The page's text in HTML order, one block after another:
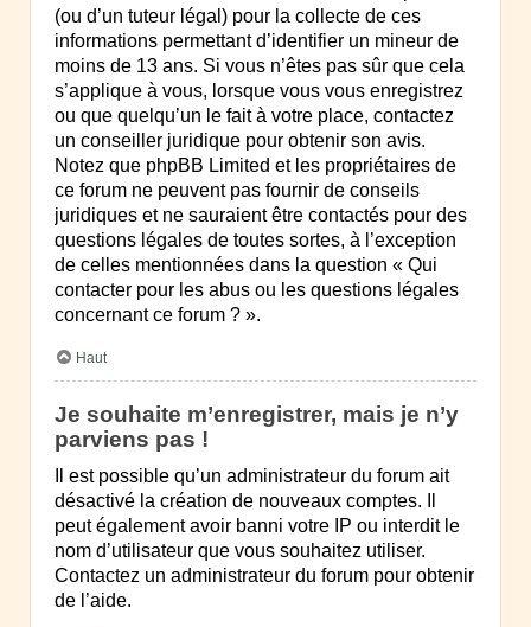
(ou d’un tuteur légal) pour la collecte de ces
informations permettant d’identifier un mineur de
moins de 13 ans. Si vous n’êtes pas sûr que cela
s’applique à vous, lorsque vous vous enregistrez
ou que quelqu’un le fait à votre place, contactez
un conseiller juridique pour obtenir son avis.
Notez que phpBB Limited et les propriétaires de
ce forum ne peuvent pas fournir de conseils
juridiques et ne sauraient être contactés pour des
questions légales de toutes sortes, à l’exception
de celles mentionnées dans la question « Qui
contacter pour les abus ou les questions légales
concernant ce forum ? ».
Haut
Je souhaite m’enregistrer, mais je n’y
parviens pas !
Il est possible qu’un administrateur du forum ait
désactivé la création de nouveaux comptes. Il
peut également avoir banni votre IP ou interdit le
nom d’utilisateur que vous souhaitez utiliser.
Contactez un administrateur du forum pour obtenir
de l’aide.